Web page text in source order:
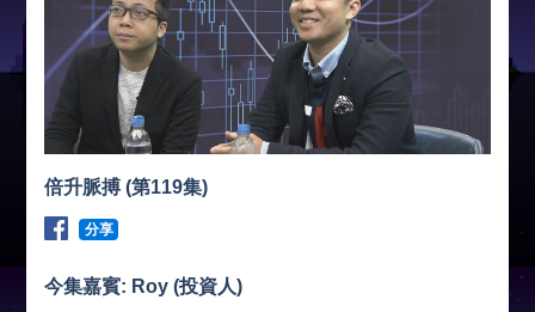
o
倍升脈搏 (第119集)
分享
今集嘉賓: Roy (投資人)